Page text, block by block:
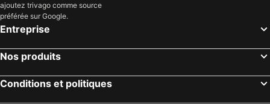
ajoutez trivago comme source
préférée sur Google.
Entreprise
Nos produits
Conditions et politiques